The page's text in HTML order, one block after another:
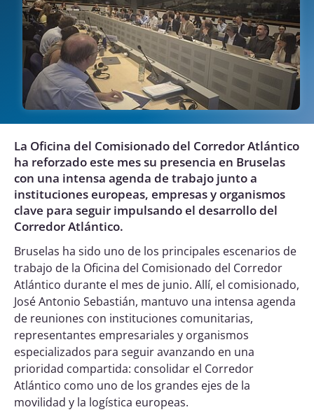
La Oficina del Comisionado del Corredor Atlántico
ha reforzado este mes su presencia en Bruselas
con una intensa agenda de trabajo junto a
instituciones europeas, empresas y organismos
clave para seguir impulsando el desarrollo del
Corredor Atlántico.
Bruselas ha sido uno de los principales escenarios de
trabajo de la Oficina del Comisionado del Corredor
Atlántico durante el mes de junio. Allí, el comisionado,
José Antonio Sebastián, mantuvo una intensa agenda
de reuniones con instituciones comunitarias,
representantes empresariales y organismos
especializados para seguir avanzando en una
prioridad compartida: consolidar el Corredor
Atlántico como uno de los grandes ejes de la
movilidad y la logística europeas.